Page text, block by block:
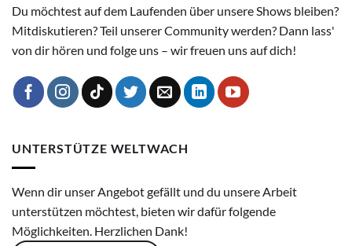
Du möchtest auf dem Laufenden über unsere Shows bleiben?
Mitdiskutieren? Teil unserer Community werden? Dann lass'
von dir hören und folge uns – wir freuen uns auf dich!
UNTERSTÜTZE WELTWACH
Wenn dir unser Angebot gefällt und du unsere Arbeit
unterstützen möchtest, bieten wir dafür folgende
Möglichkeiten. Herzlichen Dank!